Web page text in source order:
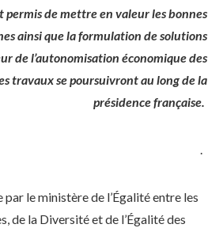
permis de mettre en valeur les bonnes
ainsi que la formulation de solutions
de l’autonomisation économique des
travaux se poursuivront au long de la
présidence française.
.
le ministère de l’Égalité entre les
de la Diversité et de l’Égalité des